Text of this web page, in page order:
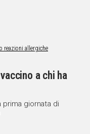
a chi ha
prima giornata di